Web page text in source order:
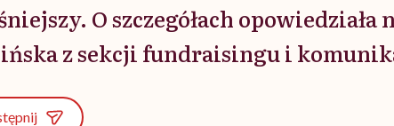
O szczegółach opowiedziała
z sekcji fundraisingu i